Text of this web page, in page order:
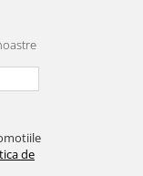
de